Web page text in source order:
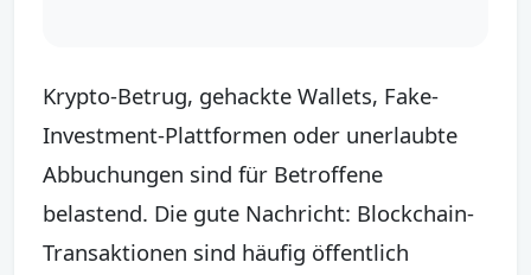
Krypto-Betrug, gehackte Wallets, Fake-
Investment-Plattformen oder unerlaubte
Abbuchungen sind für Betroffene
belastend. Die gute Nachricht: Blockchain-
Transaktionen sind häufig öffentlich